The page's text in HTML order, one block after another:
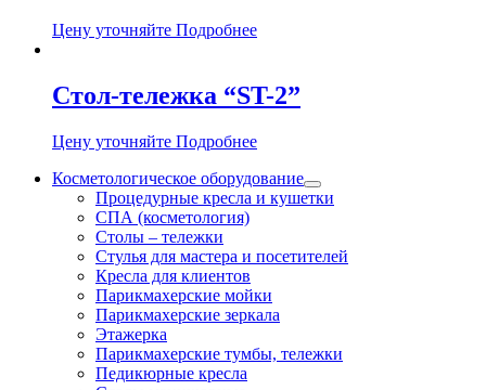
Цену уточняйте Подробнее
Стол-тележка “ST-2”
Цену уточняйте Подробнее
Косметологическое оборудование
Процедурные кресла и кушетки
СПА (косметология)
Столы – тележки
Стулья для мастера и посетителей
Кресла для клиентов
Парикмахерские мойки
Парикмахерские зеркала
Этажерка
Парикмахерские тумбы, тележки
Педикюрные кресла